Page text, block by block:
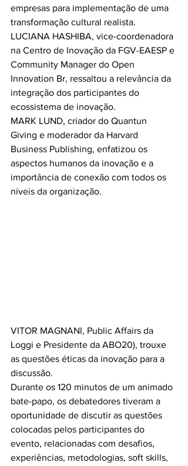
empresas para implementação de uma
transformação cultural realista.
LUCIANA HASHIBA, vice-coordenadora
na Centro de Inovação da FGV-EAESP e
Community Manager do Open
Innovation Br, ressaltou a relevância da
integração dos participantes do
ecossistema de inovação.
MARK LUND, criador do Quantun
Giving e moderador da Harvard
Business Publishing, enfatizou os
aspectos humanos da inovação e a
importância de conexão com todos os
níveis da organização.
VITOR MAGNANI, Public Affairs da
Loggi e Presidente da ABO20), trouxe
as questões éticas da inovação para a
discussão.
Durante os 120 minutos de um animado
bate-papo, os debatedores tiveram a
oportunidade de discutir as questões
colocadas pelos participantes do
evento, relacionadas com desafios,
experiências, metodologias, soft skills,